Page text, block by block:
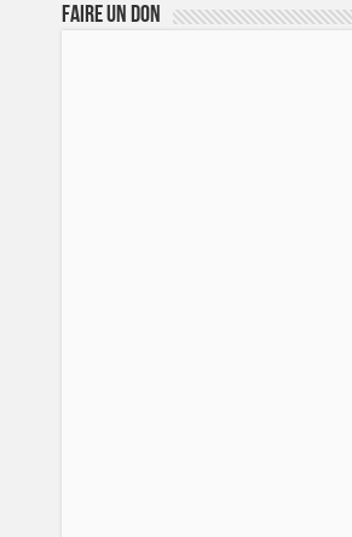
FAIRE UN DON